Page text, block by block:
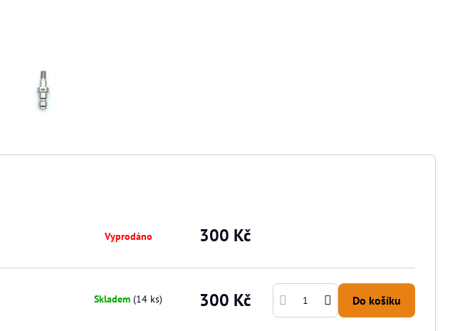
Vyprodáno 300 Kč
Skladem (14 ks) 300 Kč Do košíku